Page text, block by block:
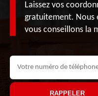
Laissez vos
gratuitement. Nous
vous conseillons la